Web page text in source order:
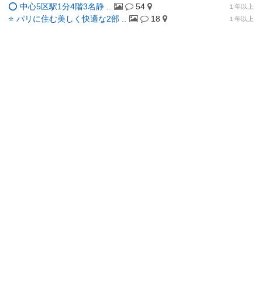
⭕️ 中心5区駅1分4階3名静 .. 54 １年以上
⭐ パリに住む美しく快適な2部 .. 18 １年以上